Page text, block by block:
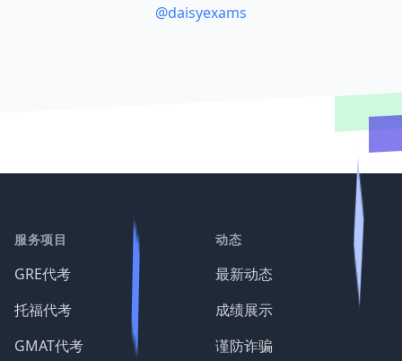
@daisyexams
服务项目
GRE代考
托福代考
GMAT代考
动态
最新动态
成绩展示
谨防诈骗